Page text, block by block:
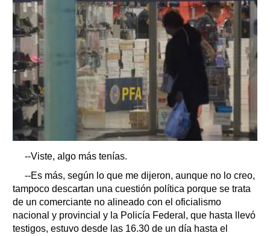
--Viste, algo más tenías.
--Es más, según lo que me dijeron, aunque no lo creo,
tampoco descartan una cuestión política porque se trata
de un comerciante no alineado con el oficialismo
nacional y provincial y la Policía Federal, que hasta llevó
testigos, estuvo desde las 16.30 de un día hasta el